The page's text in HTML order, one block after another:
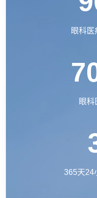
眼科医
眼科
365天24